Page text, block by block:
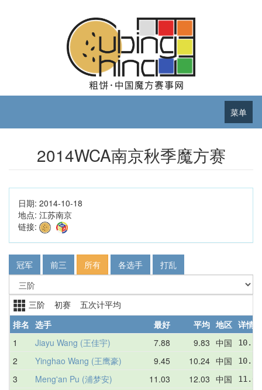
菜单
2014WCA南京秋季魔方赛
日期: 2014-10-18
地点: 江苏南京
链接:
冠军 前三 所有 各选手 打乱
三阶 初赛 五次计平均
排名 选手 最好 平均 地区 详情
1
Jiayu Wang (王佳宇) 7.88 9.83 中国
2 Yinghao Wang (王鹰豪) 9.45 10.24 中国
3 Meng'an Pu (浦梦安) 11.03 12.03 中国